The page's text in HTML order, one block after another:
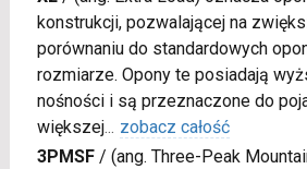
konstrukcji, pozwalającej na
porównaniu do standardowych
rozmiarze. Opony te posiadają
nośności i są przeznaczone do
większej... zobacz całość
3PMSF/ (ang. Three-Peak